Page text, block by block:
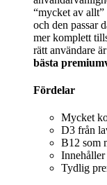
“mycket av allt”
och den passar
mer komplett
rätt användare
bästa
Fördelar
Mycket
D3 från
B12 som
Tydlig